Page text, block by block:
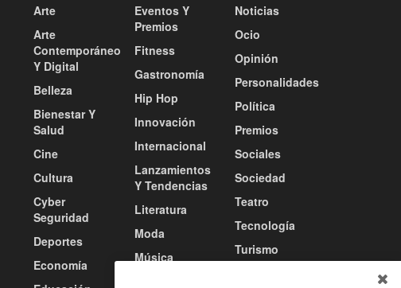
Arte
Arte
Contemporáneo
Y Digital
Belleza
Bienestar Y
Salud
Cine
Cultura
Cyber
Seguridad
Deportes
Economía
Eventos Y
Premios
Fitness
Gastronomía
Hip Hop
Innovación
Internacional
Lanzamientos
Y Tendencias
Literatura
Moda
Música
Noticias
Ocio
Opinión
Personalidades
Política
Premios
Sociales
Sociedad
Teatro
Tecnología
Turismo